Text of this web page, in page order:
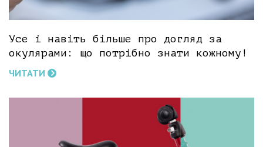
Усе і навіть більше про догляд за
окулярами: що потрібно знати кожному!
ЧИТАТИ